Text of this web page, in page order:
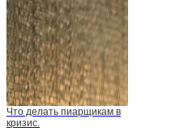
Что делать пиарщикам в
кризис.